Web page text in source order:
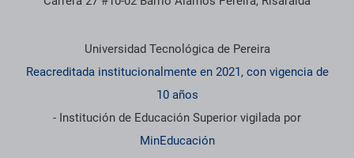
Información institucional
Universidad Tecnológica de Pereira
Reacreditada institucionalmente en 2021, con vigencia de
10 años
- Institución de Educación Superior vigilada por
MinEducación